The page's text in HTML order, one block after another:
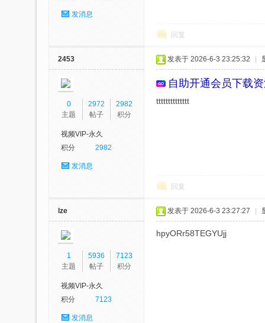
发消息
回复
2453
0
主题
2972
帖子
2982
积分
视频VIP-永久
积分
2982
发消息
发表于 2026-6-3 23:25:32
自助开通会员下载
tttttttttttttt
回复
lze
1
主题
5936
帖子
7123
积分
视频VIP-永久
积分
7123
发消息
发表于 2026-6-3 23:27:27
hpyORr58TEGYUjj